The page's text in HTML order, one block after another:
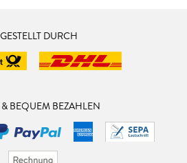
DURCH
BEQUEM BEZAHLEN